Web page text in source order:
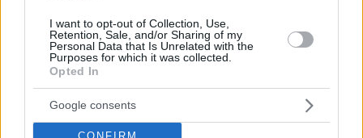
I want to opt-out of Collection, Use,
Retention, Sale, and/or Sharing of my
Personal Data that Is Unrelated with the
Purposes for which it was collected.
Opted In
Google consents
Στο Α΄ Νεκροταφείο το μνημόσυνο για τον έναν
χρόνο από τον θάνατο της Λένας Σαμαρά
07.08.2026, 10:26